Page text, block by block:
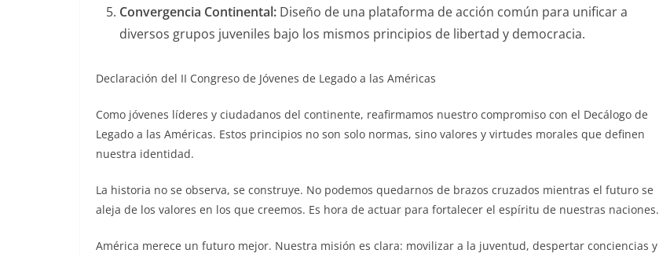
Convergencia Continental: Diseño de una plataforma de acción común para unificar a
diversos grupos juveniles bajo los mismos principios de libertad y democracia.
Declaración del II Congreso de Jóvenes de Legado a las Américas
Como jóvenes líderes y ciudadanos del continente, reafirmamos nuestro compromiso con el Decálogo de
Legado a las Américas. Estos principios no son solo normas, sino valores y virtudes morales que definen
nuestra identidad.
La historia no se observa, se construye. No podemos quedarnos de brazos cruzados mientras el futuro se
aleja de los valores en los que creemos. Es hora de actuar para fortalecer el espíritu de nuestras naciones.
América merece un futuro mejor. Nuestra misión es clara: movilizar a la juventud, despertar conciencias y